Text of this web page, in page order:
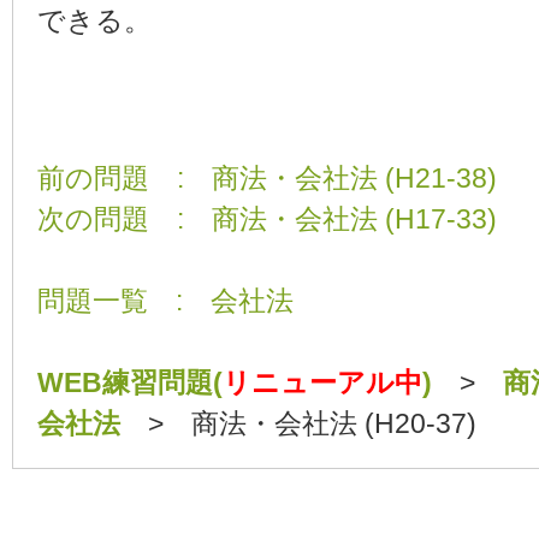
できる。
前の問題 : 商法・会社法 (H21-38)
次の問題 : 商法・会社法 (H17-33)
問題一覧 : 会社法
WEB練習問題(リニューアル中) > 商
会社法> 商法・会社法 (H20-37)